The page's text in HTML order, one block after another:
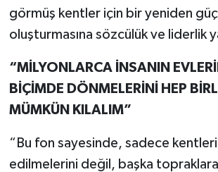
görmüş kentler için bir yeniden
oluşturmasına sözcülük ve liderlik
“MİLYONLARCA İNSANIN
BİÇİMDE DÖNMELERİNİ HEP
MÜMKÜN KILALIM”
“Bu fon sayesinde, sadece
edilmelerini değil, başka topraklara